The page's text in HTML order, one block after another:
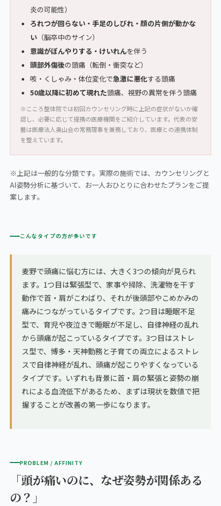
炎の可能性）
ろれつが回らない・手足のしびれ・顔の片側が動かな
い （脳卒中のサイン）
意識がぼんやりする・けいれんを伴う
頭部外傷後の頭痛（転倒・衝突など）
咳・くしゃみ・体位変化で急激に悪化する頭痛
50歳以降に初めて現れた頭痛、視野の異常を伴う頭痛
※こころ整体院では初回カウンセリング時に上記の症状がないか確
認し、必要に応じて提携の医療機関をご紹介しています。代表の安
藝は医療法人奥山会の常務理事を兼務しており、医療との連携体制
を整えています。
※上記は一般的な分類です。実際の施術では、カウンセリングと
AI姿勢分析に基づいて、お一人おひとりに合わせたプランをご提
案します。
こんなタイプの方が多いです
麦野で頭痛に悩む方には、大きく3つの傾向が見られ
ます。1つ目は緊張型で、家事や掃除、洗濯物を干す
動作で首・肩がこわばり、それが後頭部やこめかみの
痛みにつながっているタイプです。2つ目は睡眠不足
型で、育児や夜泣きで睡眠が不足し、自律神経の乱れ
から頭痛が起こっているタイプです。3つ目はストレ
ス型で、博多・天神勤務と子育ての両立によるストレ
スで自律神経が乱れ、頭痛が起こりやすくなっている
タイプです。いずれも背景に首・肩の緊張と姿勢の崩
れによる血流低下があるため、まずは現状を数値で把
握することが改善の第一歩になります。
PROBLEM / AFFINITY
「頭が痛いのに、なぜ姿勢が関係ある
の？」